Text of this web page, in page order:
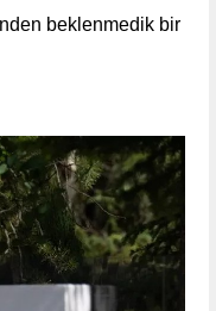
beklenmedik bir